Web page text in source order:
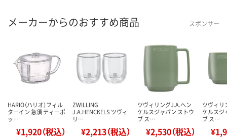
メーカーからのおすすめ商品 スポンサー
HARIO（ハリオ）フィル
ターイン 急須 ティーポ
ッ…
¥1,920（税込）
ZWILLING
J.A.HENCKELS ツヴィ
リ…
¥2,213（税込）
ツヴィリングJ.A.ヘン
ケルスジャパン ストウ
ブ ス…
¥2,530（税込）
ツヴィリ
ケルスジ
ブ ス…